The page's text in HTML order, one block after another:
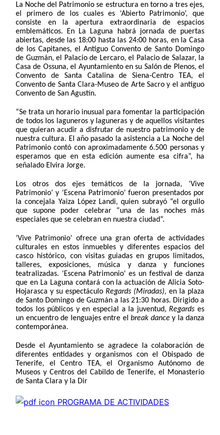
La Noche del Patrimonio se estructura en torno a tres ejes,
el primero de los cuales es ‘Abierto Patrimonio’, que
consiste en la apertura extraordinaria de espacios
emblemáticos. En La Laguna habrá jornada de puertas
abiertas, desde las 18:00 hasta las 24:00 horas, en la Casa
de los Capitanes, el Antiguo Convento de Santo Domingo
de Guzmán, el Palacio de Lercaro, el Palacio de Salazar, la
Casa de Ossuna, el Ayuntamiento en su Salón de Plenos, el
Convento de Santa Catalina de Siena-Centro TEA, el
Convento de Santa Clara-Museo de Arte Sacro y el antiguo
Convento de San Agustín.
“Se trata un horario inusual para fomentar la participación
de todos los laguneros y laguneras y de aquellos visitantes
que quieran acudir a disfrutar de nuestro patrimonio y de
nuestra cultura. El año pasado la asistencia a La Noche del
Patrimonio contó con aproximadamente 6.500 personas y
esperamos que en esta edición aumente esa cifra”, ha
señalado Elvira Jorge.
Los otros dos ejes temáticos de la jornada, ‘Vive
Patrimonio’ y ‘Escena Patrimonio’ fueron presentados por
la concejala Yaiza López Landi, quien subrayó “el orgullo
que supone poder celebrar “una de las noches más
especiales que se celebran en nuestra ciudad”.
‘Vive Patrimonio’ ofrece una gran oferta de actividades
culturales en estos inmuebles y diferentes espacios del
casco histórico, con visitas guiadas en grupos limitados,
talleres, exposiciones, música y danza y funciones
teatralizadas. ‘Escena Patrimonio’ es un festival de danza
que en La Laguna contará con la actuación de Alicia Soto-
Hojarasca y su espectáculo Regards (Miradas), en la plaza
de Santo Domingo de Guzmán a las 21:30 horas. Dirigido a
todos los públicos y en especial a la juventud,Regardses
un encuentro de lenguajes entre el break dancey la danza
contemporánea.
Desde el Ayuntamiento se agradece la colaboración de
diferentes entidades y organismos con el Obispado de
Tenerife, el Centro TEA, el Organismo Autónomo de
Museos y Centros del Cabildo de Tenerife, el Monasterio
de Santa Clara y la Dir
PROGRAMA DE ACTIVIDADES